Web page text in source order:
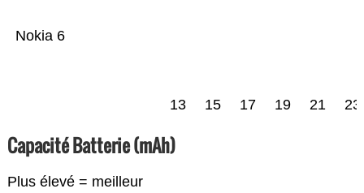
Nokia 6
13 15 17 19 21 23
Capacité Batterie (mAh)
Plus élevé = meilleur